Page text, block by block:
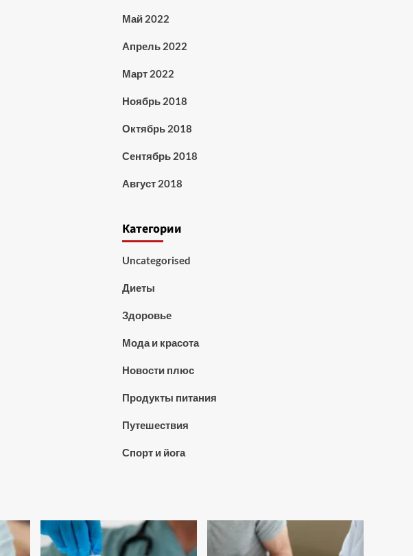
Май 2022
Апрель 2022
Март 2022
Ноябрь 2018
Октябрь 2018
Сентябрь 2018
Август 2018
Категории
Uncategorised
Диеты
Здоровье
Мода и красота
Новости плюс
Продукты питания
Путешествия
Спорт и йога